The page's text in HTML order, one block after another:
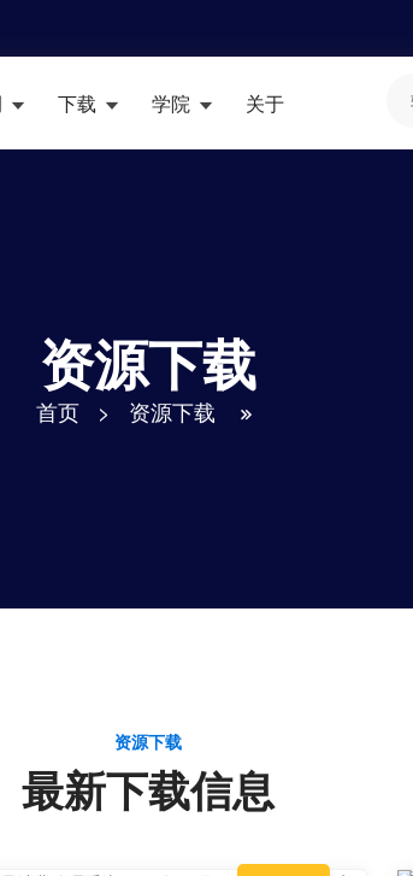
下载 学院 关于
资源下载
首页> 资源下载
资源下载
最新下载信息